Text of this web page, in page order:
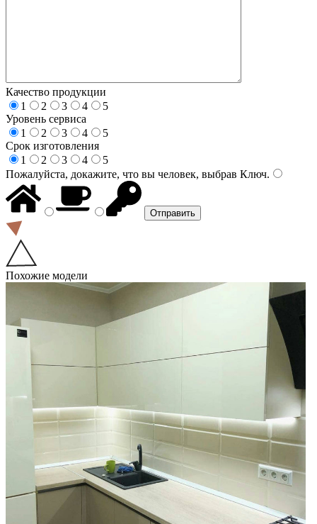
Качество продукции
1
2 3 4
5
Уровень сервиса
1
2 3 4
5
Срок изготовления
1
2 3 4
5
Пожалуйста, докажите, что вы человек, выбрав Ключ.
Похожие модели